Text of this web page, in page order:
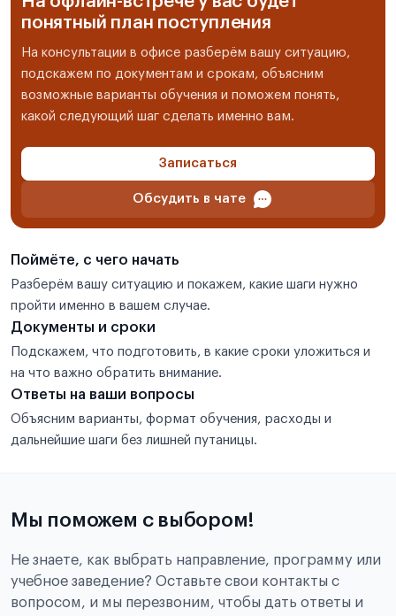
понятный план поступления
На консультации в офисе разберём вашу ситуацию,
подскажем по документам и срокам, объясним
возможные варианты обучения и поможем понять,
какой следующий шаг сделать именно вам.
Записаться
Обсудить в чате
Поймёте, с чего начать
Разберём вашу ситуацию и покажем, какие шаги нужно
пройти именно в вашем случае.
Документы и сроки
Подскажем, что подготовить, в какие сроки уложиться и
на что важно обратить внимание.
Ответы на ваши вопросы
Объясним варианты, формат обучения, расходы и
дальнейшие шаги без лишней путаницы.
Мы поможем с выбором!
Не знаете, как выбрать направление, программу или
учебное заведение? Оставьте свои контакты с
вопросом, и мы перезвоним, чтобы дать ответы и